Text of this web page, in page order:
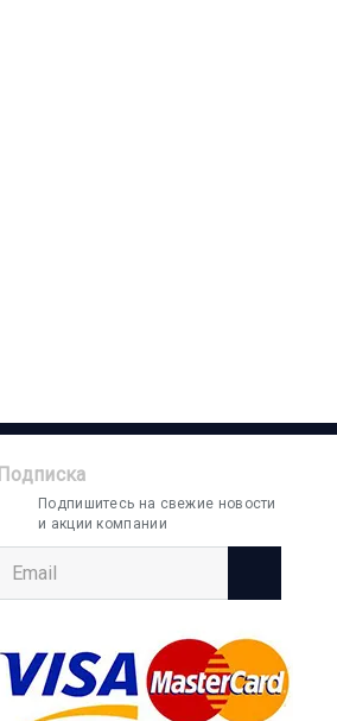
Подписка
Подпишитесь на свежие новости
и акции компании